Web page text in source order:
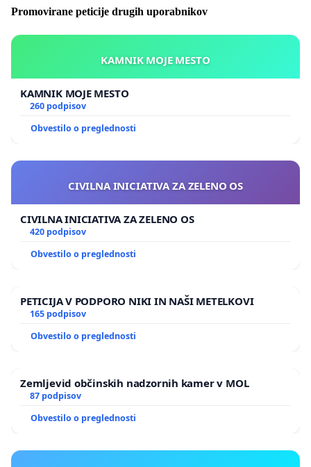
Promovirane peticije drugih uporabnikov
KAMNIK MOJE MESTO
KAMNIK MOJE MESTO
260 podpisov
Obvestilo o preglednosti
CIVILNA INICIATIVA ZA ZELENO OS
CIVILNA INICIATIVA ZA ZELENO OS
420 podpisov
Obvestilo o preglednosti
PETICIJA V PODPORO NIKI IN NAŠI METELKOVI
165 podpisov
Obvestilo o preglednosti
Zemljevid občinskih nadzornih kamer v MOL
87 podpisov
Obvestilo o preglednosti